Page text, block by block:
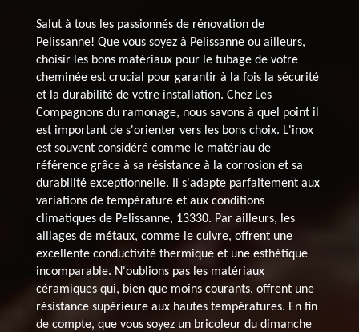
Salut à tous les passionnés de rénovation de
Pelissanne! Que vous soyez à Pelissanne ou ailleurs,
choisir les bons matériaux pour le tubage de votre
cheminée est crucial pour garantir à la fois la sécurité
et la durabilité de votre installation. Chez Les
Compagnons du ramonage, nous savons à quel point il
est important de s'orienter vers les bons choix. L'inox
est souvent considéré comme le matériau de
référence grâce à sa résistance à la corrosion et sa
durabilité exceptionnelle. Il s'adapte parfaitement aux
variations de température et aux conditions
climatiques de Pelissanne, 13330. Par ailleurs, les
alliages de métaux, comme le cuivre, offrent une
excellente conductivité thermique et une esthétique
incomparable. N'oublions pas les matériaux
céramiques qui, bien que moins courants, offrent une
résistance supérieure aux hautes températures. En fin
de compte, que vous soyez un bricoleur du dimanche